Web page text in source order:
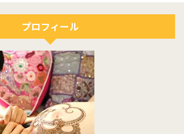
プロフィール